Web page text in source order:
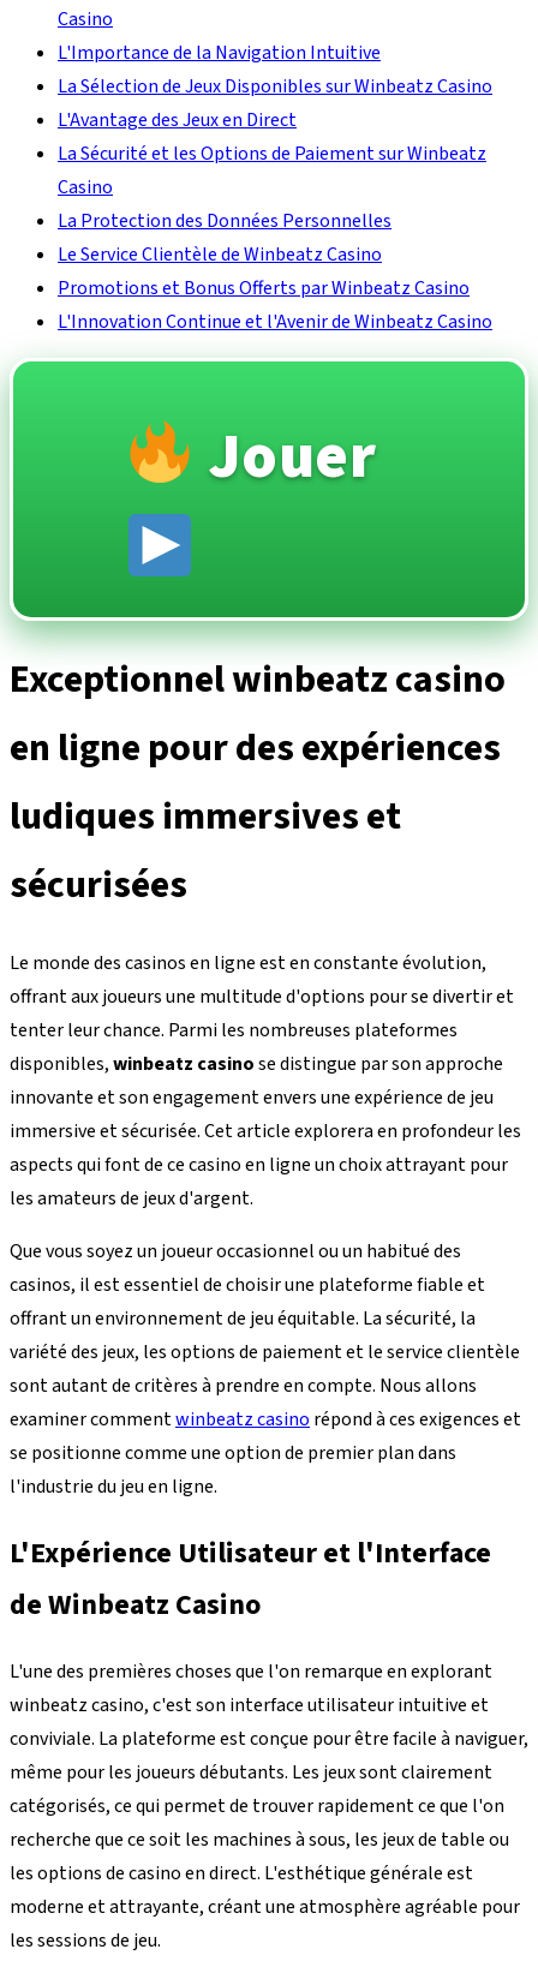
Casino
L'Importance de la Navigation Intuitive
La Sélection de Jeux Disponibles sur Winbeatz Casino
L'Avantage des Jeux en Direct
La Sécurité et les Options de Paiement sur Winbeatz
Casino
La Protection des Données Personnelles
Le Service Clientèle de Winbeatz Casino
Promotions et Bonus Offerts par Winbeatz Casino
L'Innovation Continue et l'Avenir de Winbeatz Casino
Jouer
Exceptionnel winbeatz casino
en ligne pour des expériences
ludiques immersives et
sécurisées
Le monde des casinos en ligne est en constante évolution,
offrant aux joueurs une multitude d'options pour se divertir et
tenter leur chance. Parmi les nombreuses plateformes
disponibles,winbeatz casinose distingue par son approche
innovante et son engagement envers une expérience de jeu
immersive et sécurisée. Cet article explorera en profondeur les
aspects qui font de ce casino en ligne un choix attrayant pour
les amateurs de jeux d'argent.
Que vous soyez un joueur occasionnel ou un habitué des
casinos, il est essentiel de choisir une plateforme fiable et
offrant un environnement de jeu équitable. La sécurité, la
variété des jeux, les options de paiement et le service clientèle
sont autant de critères à prendre en compte. Nous allons
examiner commentwinbeatz casino répond à ces exigences et
se positionne comme une option de premier plan dans
l'industrie du jeu en ligne.
L'Expérience Utilisateur et l'Interface
de Winbeatz Casino
L'une des premières choses que l'on remarque en explorant
winbeatz casino, c'est son interface utilisateur intuitive et
conviviale. La plateforme est conçue pour être facile à naviguer,
même pour les joueurs débutants. Les jeux sont clairement
catégorisés, ce qui permet de trouver rapidement ce que l'on
recherche que ce soit les machines à sous, les jeux de table ou
les options de casino en direct. L'esthétique générale est
moderne et attrayante, créant une atmosphère agréable pour
les sessions de jeu.